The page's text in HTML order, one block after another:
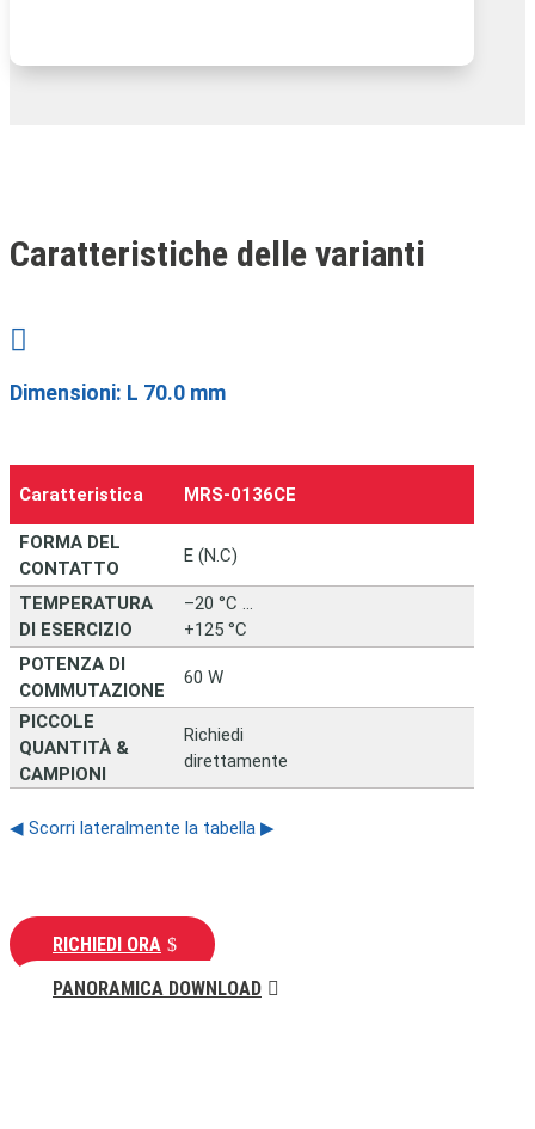
Caratteristiche delle varianti

Dimensioni: L 70.0 mm
Caratteristica MRS‑0136CE
FORMA DEL
CONTATTO
E (N.C)
TEMPERATURA
DI ESERCIZIO
–20 °C …
+125 °C
POTENZA DI
COMMUTAZIONE
60 W
PICCOLE
QUANTITÀ &
CAMPIONI
Richiedi
direttamente
◀ Scorri lateralmente la tabella ▶
RICHIEDI ORA
PANORAMICA DOWNLOAD